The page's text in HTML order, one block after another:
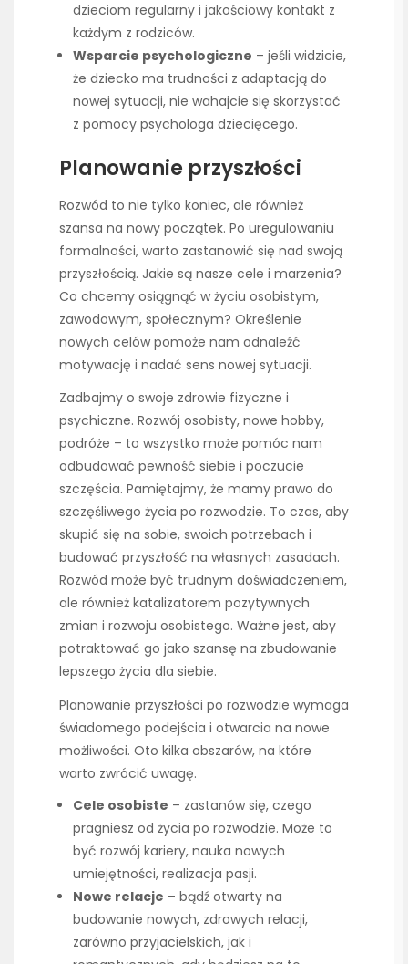
dzieciom regularny i jakościowy kontakt z
każdym z rodziców.
Wsparcie psychologiczne – jeśli widzicie,
że dziecko ma trudności z adaptacją do
nowej sytuacji, nie wahajcie się skorzystać
z pomocy psychologa dziecięcego.
Planowanie przyszłości
Rozwód to nie tylko koniec, ale również
szansa na nowy początek. Po uregulowaniu
formalności, warto zastanowić się nad swoją
przyszłością. Jakie są nasze cele i marzenia?
Co chcemy osiągnąć w życiu osobistym,
zawodowym, społecznym? Określenie
nowych celów pomoże nam odnaleźć
motywację i nadać sens nowej sytuacji.
Zadbajmy o swoje zdrowie fizyczne i
psychiczne. Rozwój osobisty, nowe hobby,
podróże – to wszystko może pomóc nam
odbudować pewność siebie i poczucie
szczęścia. Pamiętajmy, że mamy prawo do
szczęśliwego życia po rozwodzie. To czas, aby
skupić się na sobie, swoich potrzebach i
budować przyszłość na własnych zasadach.
Rozwód może być trudnym doświadczeniem,
ale również katalizatorem pozytywnych
zmian i rozwoju osobistego. Ważne jest, aby
potraktować go jako szansę na zbudowanie
lepszego życia dla siebie.
Planowanie przyszłości po rozwodzie wymaga
świadomego podejścia i otwarcia na nowe
możliwości. Oto kilka obszarów, na które
warto zwrócić uwagę.
Cele osobiste – zastanów się, czego
pragniesz od życia po rozwodzie. Może to
być rozwój kariery, nauka nowych
umiejętności, realizacja pasji.
Nowe relacje – bądź otwarty na
budowanie nowych, zdrowych relacji,
zarówno przyjacielskich, jak i